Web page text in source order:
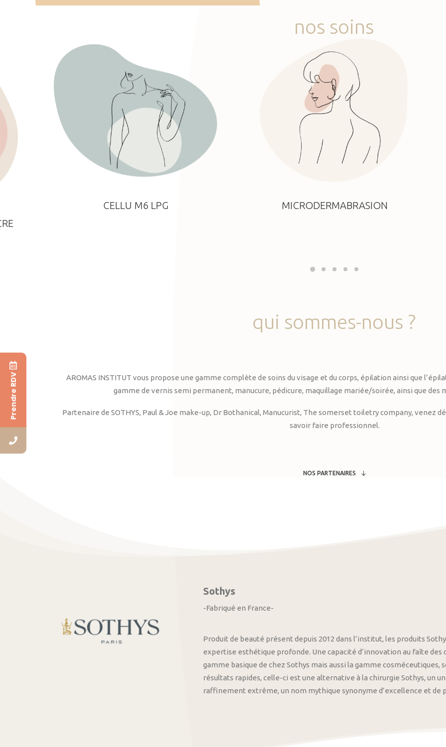
nos soins
CELLU M6 LPG MICRODERMABRASION
qui sommes-nous ?
AROMAS INSTITUT vous propose une gamme complète de soins du visage et du corps, épilation ainsi que
gamme de vernis semi permanent, manucure, pédicure, maquillage mariée/soirée, ainsi que des
Partenaire de SOTHYS, Paul & Joe make-up, Dr Bothanical, Manucurist, The somerset toiletry company, venez
savoir faire professionnel.
NOS PARTENAIRES
Sothys
-Fabriqué en France-
Produit de beauté présent depuis 2012 dans l’institut, les produits
expertise esthétique profonde. Une capacité d’innovation au faîte
gamme basique de chez Sothys mais aussi la gamme
résultats rapides, celle-ci est une alternative à la chirurgie Sothys, un
raffinement extrême, un nom mythique synonyme d’excellence et de
Prendre RDV